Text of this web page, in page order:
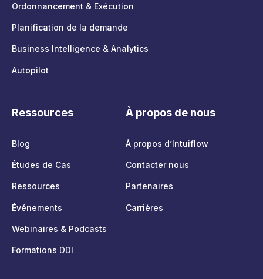
Ordonnancement & Exécution
Planification de la demande
Business Intelligence & Analytics
Autopilot
Ressources
Blog
Études de Cas
Ressources
Événements
Webinaires & Podcasts
Formations DDI
À propos de nous
À propos d’Intuiflow
Contacter nous
Partenaires
Carrières